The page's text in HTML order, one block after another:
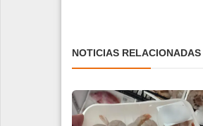
NOTICIAS RELACIONADAS